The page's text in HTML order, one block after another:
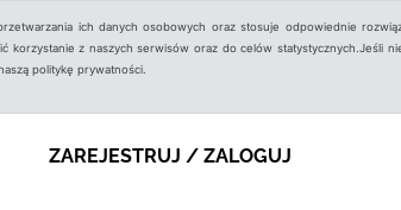
ich danych osobowych oraz stosuje odpowiednie
z naszych serwisów oraz do celów statystycznych.Jeśli
politykę prywatności.
ZAREJESTRUJ / ZALOGUJ